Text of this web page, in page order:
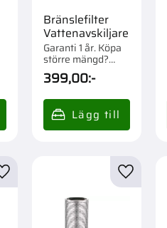
Bränslefilter
Vattenavskiljare
Garanti 1 år. Köpa
större mängd?
Förpackad om 1/12
st.
399,00:-
Lägg till i favoriter Lägg till